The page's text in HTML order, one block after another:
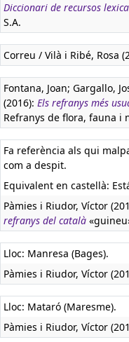
Diccionari de recursos
S.A.
Correu / Vilà i Ribé, Rosa
Fontana, Joan; Gargallo,
(2016): Els refranys més
Refranys de flora, fauna i
Fa referència als qui
com a despit.
Equivalent en castellà:
Pàmies i Riudor, Víctor
refranys del català
Lloc: Manresa (Bages).
Pàmies i Riudor, Víctor
Lloc: Mataró (Maresme).
Pàmies i Riudor, Víctor